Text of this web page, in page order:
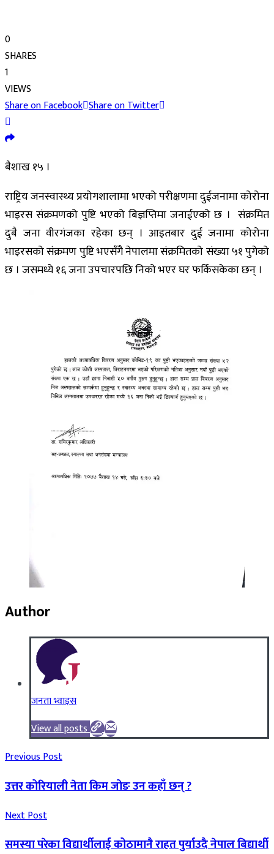
0
SHARES
1
VIEWS
Share on Facebook Share on Twitter
बैशाख १५ ।
राष्ट्रिय जनस्वास्थ्य प्रयोगशालामा भएको परीक्षणमा दुईजनामा कोरोना
भाइरस संक्रमणको पुष्टि भएको बिज्ञप्तिमा जनाईएको छ । संक्रमित
दुबै जना वीरगंजका रहेका छन् । आइतबार दुई जनामा कोरोना
भाइरसको संक्रमण पुष्टि भएसँगै नेपालमा संक्रमितको संख्या ५१ पुगेको
छ । जसमध्ये १६ जना उपचारपछि निको भएर घर फर्किसकेका छन् ।
Author
जनता भ्वाइस
View all posts
Previous Post
उत्तर कोरियाली नेता किम जोङ उन कहाँ छन् ?
Next Post
समस्या परेका विद्यार्थीलाई कोठामानै राहत पुर्याउदै नेपाल बिद्यार्थी